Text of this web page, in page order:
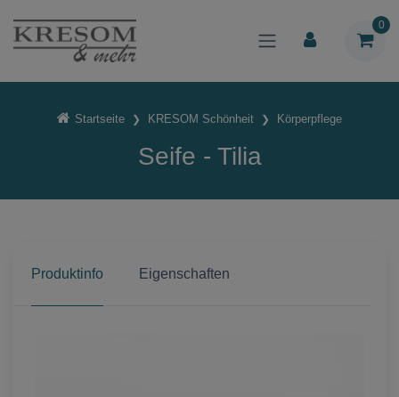
0
Startseite KRESOM Schönheit Körperpflege
Seife - Tilia
Produktinfo Eigenschaften